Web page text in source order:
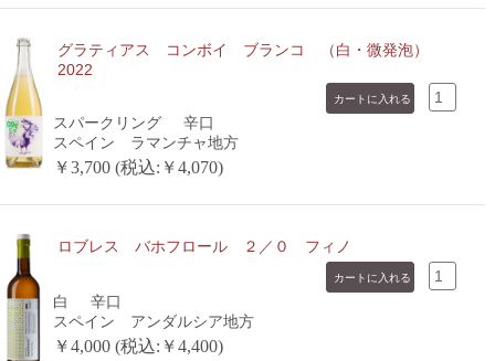
グラティアス コンボイ ブランコ （白・微発泡）
2022
スパークリング
辛口
スペイン ラマンチャ地方
￥3,700 (税込:￥4,070)
ロブレス バホフロール ２／０ フィノ
白
辛口
スペイン アンダルシア地方
￥4,000 (税込:￥4,400)